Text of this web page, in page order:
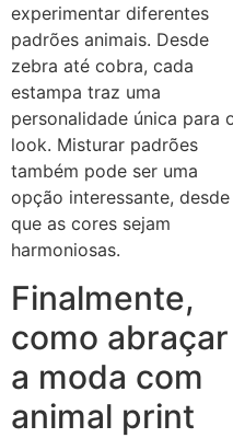
experimentar diferentes
padrões animais. Desde
zebra até cobra, cada
estampa traz uma
personalidade única para
look. Misturar padrões
também pode ser uma
opção interessante, desde
que as cores sejam
harmoniosas.
Finalmente,
como abraçar
a moda com
animal print